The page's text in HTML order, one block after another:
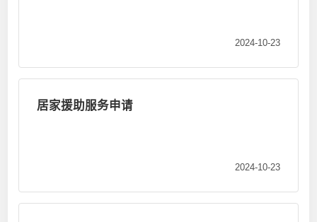
2024-10-23
居家援助服务申请
2024-10-23